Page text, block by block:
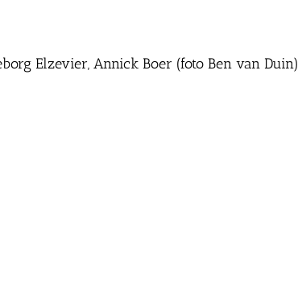
Elzevier, Annick Boer (foto Ben van Duin)